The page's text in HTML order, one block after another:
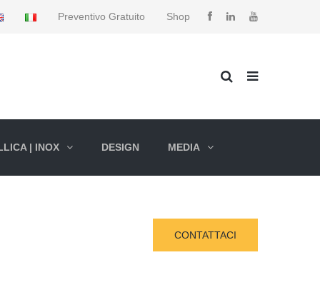
Preventivo Gratuito Shop
| INOX DESIGN MEDIA
CONTATTACI